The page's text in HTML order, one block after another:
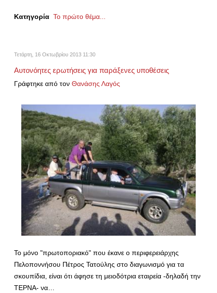
Κατηγορία Το πρώτο θέμα...
Τετάρτη, 16 Οκτωβρίου 2013 11:30
Αυτονόητες ερωτήσεις για παράξενες υποθέσεις
Γράφτηκε από τον Θανάσης Λαγός
Το μόνο "πρωτοποριακό" που έκανε ο περιφερειάρχης
Πελοποννήσου Πέτρος Τατούλης στο διαγωνισμό για τα
σκουπίδια, είναι ότι άφησε τη μειοδότρια εταιρεία -δηλαδή την
ΤΕΡΝΑ- να…